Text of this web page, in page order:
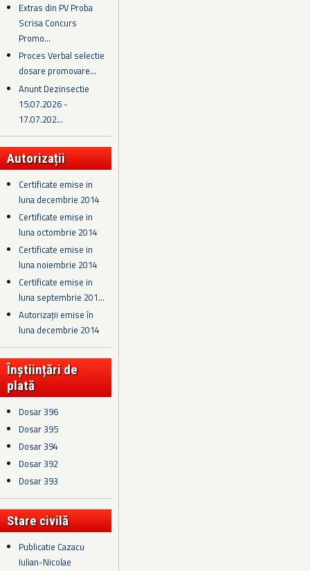
Extras din PV Proba
Scrisa Concurs
Promo...
Proces Verbal selectie
dosare promovare...
Anunt Dezinsectie
15.07.2026 -
17.07.202...
Autorizații
Certificate emise in
luna decembrie 2014
Certificate emise in
luna octombrie 2014
Certificate emise in
luna noiembrie 2014
Certificate emise in
luna septembrie 201...
Autorizații emise în
luna decembrie 2014
Înștiințări de
plată
Dosar 396
Dosar 395
Dosar 394
Dosar 392
Dosar 393
Stare civilă
Publicatie Cazacu
Iulian-Nicolae